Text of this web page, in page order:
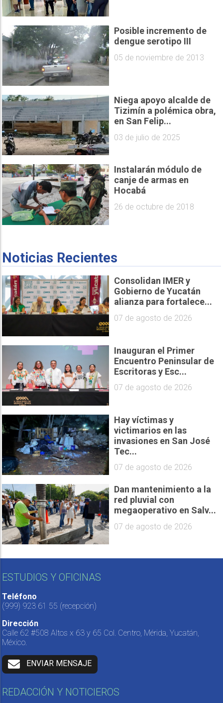
Posible incremento de
05 de noviembre de 2013
Niega apoyo alcalde de
Tizimín a polémica obra,
en San Felip...
03 de julio de 2025
Instalarán módulo de
canje de armas en
Hocabá
26 de octubre de 2018
Noticias Recientes
Consolidan IMER y
Gobierno de Yucatán
alianza para fortalece...
07 de agosto de 2026
Inauguran el Primer
Encuentro Peninsular de
Escritoras y Esc...
07 de agosto de 2026
Hay víctimas y
victimarios en las
invasiones en San José
Tec...
07 de agosto de 2026
Dan mantenimiento a la
red pluvial con
megaoperativo en Salv...
07 de agosto de 2026
ESTUDIOS Y OFICINAS
Teléfono
(999) 923 61 55 (recepción)
Dirección
Calle 62 #508 Altos x 63 y 65 Col. Centro, Mérida, Yucatán,
México.
ENVIAR MENSAJE
REDACCIÓN Y NOTICIEROS